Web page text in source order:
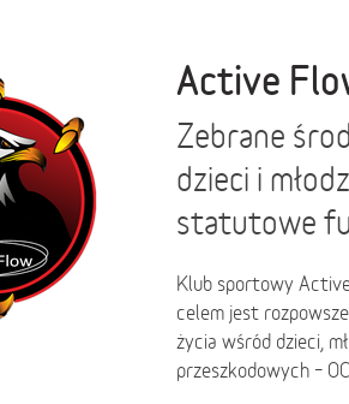
Active
Zebrane
dzieci i
statutowe
Klub sportowy
celem jest
życia wśród dzieci,
przeszkodowych –